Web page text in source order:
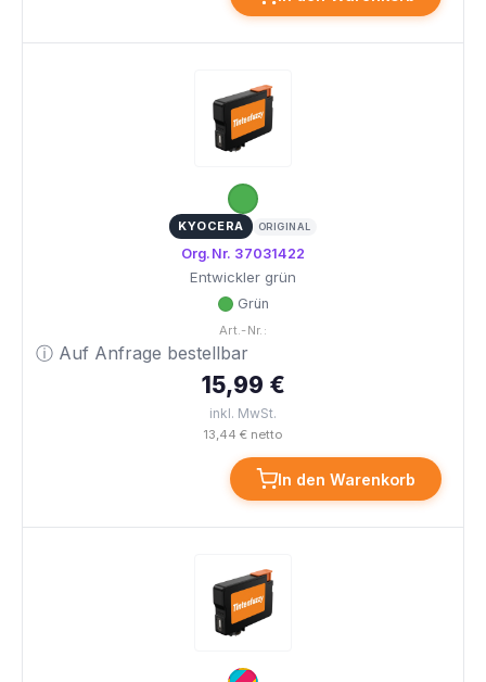
KYOCERA ORIGINAL
Org.Nr. 37031422
Entwickler grün
Grün
Art.-Nr.:
ⓘ Auf Anfrage bestellbar
15,99 €
inkl. MwSt.
13,44 € netto
In den Warenkorb